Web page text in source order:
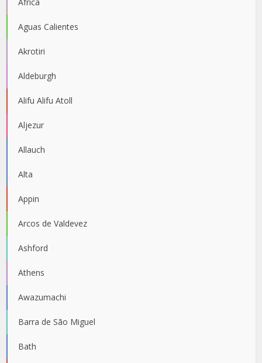
Aguas Calientes
Akrotiri
Aldeburgh
Alifu Alifu Atoll
Aljezur
Allauch
Alta
Appin
Arcos de Valdevez
Ashford
Athens
Awazumachi
Barra de São Miguel
Bath